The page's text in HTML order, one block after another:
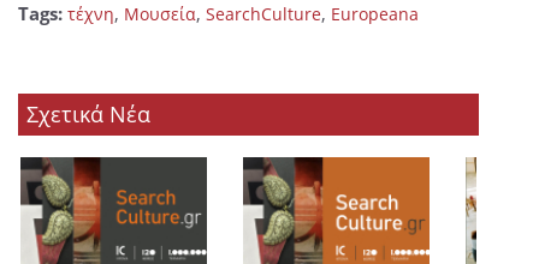
Tags: τέχνη, Μουσεία, SearchCulture, Europeana
Σχετικά Νέα